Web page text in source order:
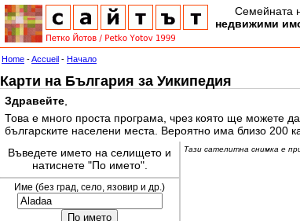
Семейната
недвижими
Home -Accueil - Начало
Карти на България за Уикипедия
Здравейте,
Това е много проста програма, чрез която ще можете да
българските населени места. Вероятно има близо 200
Въведете името на селището и
натиснете "По името".
Тази сателитна снимка е
Име (без град, село, язовир и др.)